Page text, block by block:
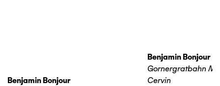
Benjamin Bonjour
Benjamin Bonjour
Gornergratbahn
Cervin